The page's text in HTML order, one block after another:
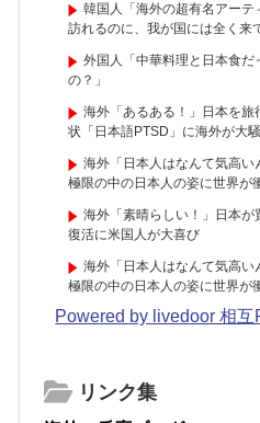
韓国人「海外の超有名アー
訪れるのに、我が国には全く来
外国人「中華料理と日本食
の？」
海外「あるある！」日本を
状「日本語PTSD」に海外が大
海外「日本人はなんて気高
極限の中の日本人の姿に世界が
海外「素晴らしい！」日本
復活に米国人が大喜び
海外「日本人はなんて気高
極限の中の日本人の姿に世界が
Powered by livedoor 相互
リンク集